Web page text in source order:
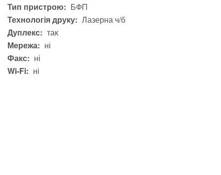
Тип пристрою: БФП
Технологія друку: Лазерна ч/б
Дуплекс: так
Мережа: ні
Факс: ні
Wi-Fi: ні